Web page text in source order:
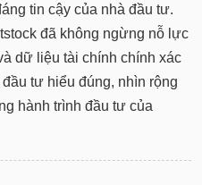
tin cậy của nhà đầu tư.
đã không ngừng nỗ lực
dữ liệu tài chính chính xác
tư hiểu đúng, nhìn rộng
hành trình đầu tư của